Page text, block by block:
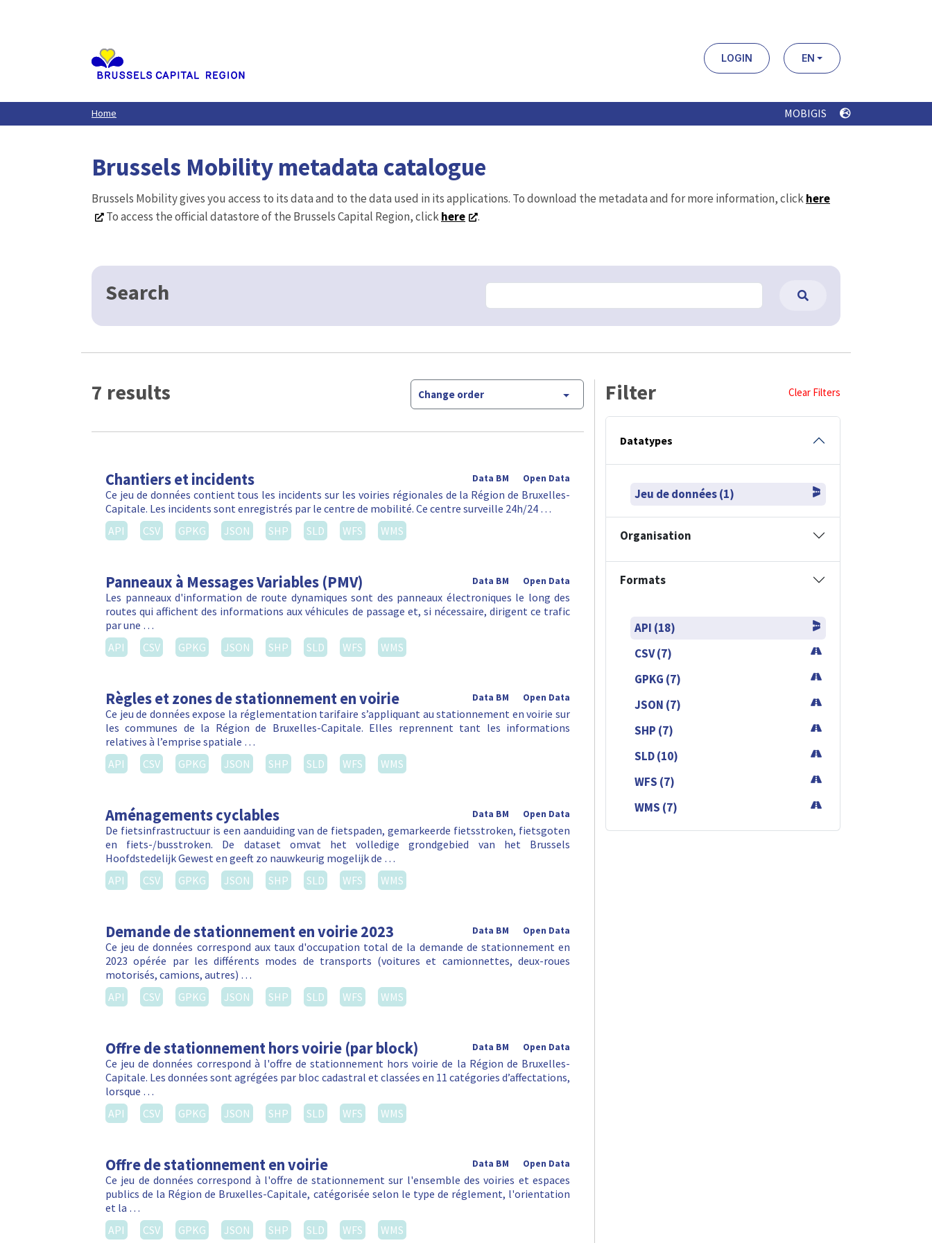
LOGIN EN
Home MOBIGIS
Brussels Mobility metadata catalogue
Brussels Mobility gives you access to its data and to the data used in its applications. To download the metadata and for more information, clickhere
To access the official datastore of the Brussels Capital Region, clickhere .
Search
7 results Change order
Chantiers et incidents Open Data
Data BM
Ce jeu de données contient tous les incidents sur les voiries régionales de la Région de Bruxelles-
Capitale. Les incidents sont enregistrés par le centre de mobilité. Ce centre surveille 24h/24 …
API
CSV GPKG JSON SHP SLD WFS WMS
Panneaux à Messages Variables (PMV) Open Data
Data BM
Les panneaux d'information de route dynamiques sont des panneaux électroniques le long des
routes qui affichent des informations aux véhicules de passage et, si nécessaire, dirigent ce trafic
par une …
API
CSV GPKG JSON SHP SLD WFS WMS
Règles et zones de stationnement en voirie Open Data
Data BM
Ce jeu de données expose la réglementation tarifaire s’appliquant au stationnement en voirie sur
les communes de la Région de Bruxelles-Capitale. Elles reprennent tant les informations
relatives à l’emprise spatiale …
API
CSV GPKG JSON SHP SLD WFS WMS
Aménagements cyclables Open Data
Data BM
De fietsinfrastructuur is een aanduiding van de fietspaden, gemarkeerde fietsstroken, fietsgoten
en fiets-/busstroken. De dataset omvat het volledige grondgebied van het Brussels
Hoofdstedelijk Gewest en geeft zo nauwkeurig mogelijk de …
API
CSV GPKG JSON SHP SLD WFS WMS
Demande de stationnement en voirie 2023 Open Data
Data BM
Ce jeu de données correspond aux taux d'occupation total de la demande de stationnement en
2023 opérée par les différents modes de transports (voitures et camionnettes, deux-roues
motorisés, camions, autres) …
API
CSV GPKG JSON SHP SLD WFS WMS
Offre de stationnement hors voirie (par block) Open Data
Data BM
Ce jeu de données correspond à l'offre de stationnement hors voirie de la Région de Bruxelles-
Capitale. Les données sont agrégées par bloc cadastral et classées en 11 catégories d’affectations,
lorsque …
API
CSV GPKG JSON SHP SLD WFS WMS
Offre de stationnement en voirie Open Data
Data BM
Ce jeu de données correspond à l'offre de stationnement sur l'ensemble des voiries et espaces
publics de la Région de Bruxelles-Capitale, catégorisée selon le type de réglement, l'orientation
et la …
API
CSV GPKG JSON SHP SLD WFS WMS
Filter Clear Filters
Datatypes
Jeu de données (1)
Organisation
Formats
API (18)
CSV (7)
GPKG (7)
JSON (7)
SHP (7)
SLD (10)
WFS (7)
WMS (7)